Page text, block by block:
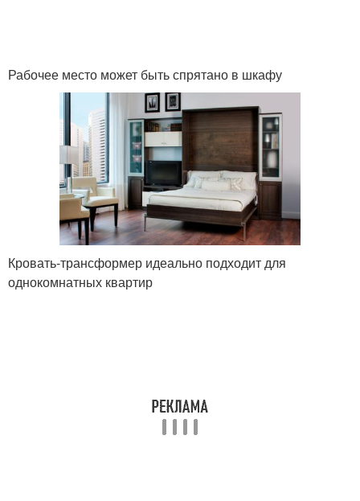
Рабочее место может быть спрятано в шкафу
Кровать-трансформер идеально подходит для
однокомнатных квартир